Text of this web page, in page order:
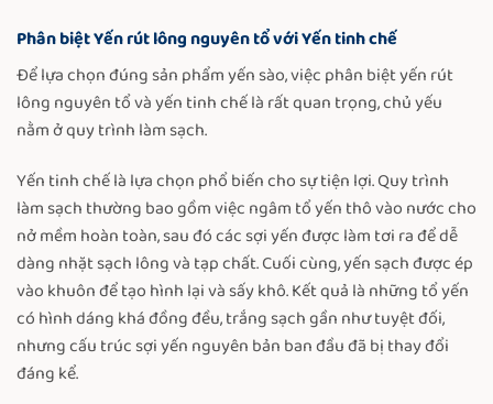
Phân biệt Yến rút lông nguyên tổ với Yến tinh chế
Để lựa chọn đúng sản phẩm yến sào, việc phân biệt yến rút
lông nguyên tổ và yến tinh chế là rất quan trọng, chủ yếu
nằm ở quy trình làm sạch.
Yến tinh chế là lựa chọn phổ biến cho sự tiện lợi. Quy trình
làm sạch thường bao gồm việc ngâm tổ yến thô vào nước cho
nở mềm hoàn toàn, sau đó các sợi yến được làm tơi ra để dễ
dàng nhặt sạch lông và tạp chất. Cuối cùng, yến sạch được ép
vào khuôn để tạo hình lại và sấy khô. Kết quả là những tổ yến
có hình dáng khá đồng đều, trắng sạch gần như tuyệt đối,
nhưng cấu trúc sợi yến nguyên bản ban đầu đã bị thay đổi
đáng kể.